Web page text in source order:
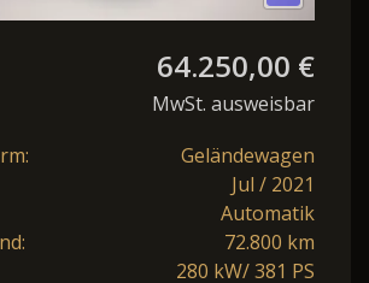
64.250,00 €
MwSt. ausweisbar
Geländewagen
Jul / 2021
Automatik
72.800 km
280 kW/ 381 PS